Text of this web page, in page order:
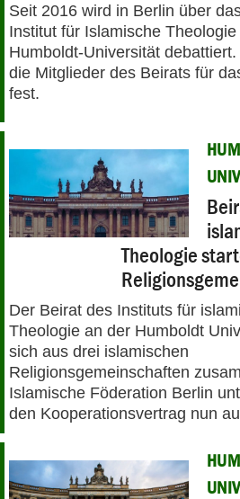
Seit 2016 wird in Berlin über
Institut für Islamische
Humboldt-Universität
die Mitglieder des Beirats für
fest.
Theologie
Der Beirat des Instituts für
Theologie an der Humboldt
sich aus drei islamischen
Religionsgemeinschaften
Islamische Föderation Berlin
den Kooperationsvertrag nun